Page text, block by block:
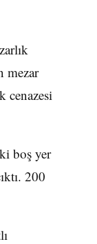
mezar
cenazesi
boş yer
200